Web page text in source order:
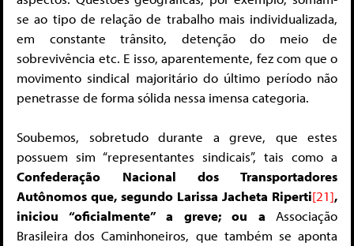
se ao tipo de relação de trabalho mais individualizada,
em constante trânsito, detenção do meio de
sobrevivência etc. E isso, aparentemente, fez com que o
movimento sindical majoritário do último período não
penetrasse de forma sólida nessa imensa categoria.
Soubemos, sobretudo durante a greve, que estes
possuem sim “representantes sindicais”, tais como a
Confederação Nacional dos Transportadores
Autônomos que, segundo Larissa Jacheta Riperti[21],
iniciou “oficialmente” a greve; ou a Associação
Brasileira dos Caminhoneiros, que também se aponta